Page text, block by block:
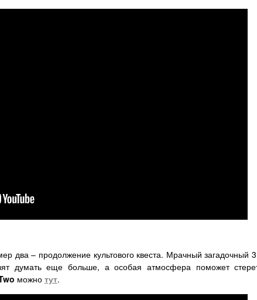
два – продолжение культового квеста. Мрачный загадочный
думать еще больше, а особая атмосфера поможет
можно тут.